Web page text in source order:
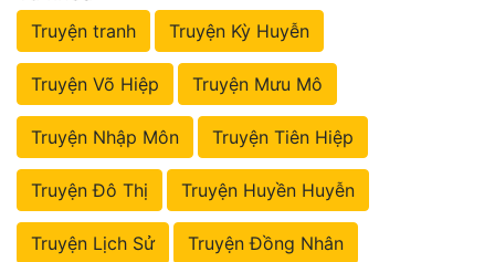
Truyện tranh Truyện Kỳ Huyễn
Truyện Võ Hiệp Truyện Mưu Mô
Truyện Nhập Môn Truyện Tiên Hiệp
Truyện Đô Thị Truyện Huyền Huyễn
Truyện Lịch Sử Truyện Đồng Nhân